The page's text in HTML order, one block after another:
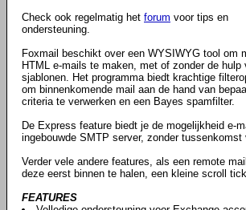
Check ook regelmatig het forum voor tips en
ondersteuning.
Foxmail beschikt over een WYSIWYG tool om
HTML e-mails te maken, met of zonder de hulp
sjablonen. Het programma biedt krachtige
om binnenkomende mail aan de hand van
criteria te verwerken en een Bayes spamfilter.
De Express feature biedt je de mogelijkheid e-
ingebouwde SMTP server, zonder tussenkomst
Verder vele andere features, als een remote
deze eerst binnen te halen, een kleine scroll
FEATURES